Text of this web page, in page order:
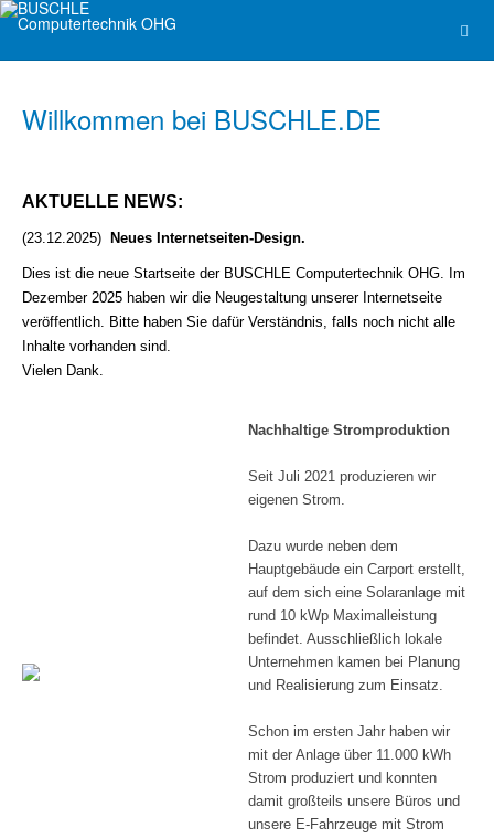
Willkommen bei BUSCHLE.DE
AKTUELLE NEWS:
(23.12.2025) Neues Internetseiten-Design.
Dies ist die neue Startseite der BUSCHLE Computertechnik OHG. Im
Dezember 2025 haben wir die Neugestaltung unserer Internetseite
veröffentlich. Bitte haben Sie dafür Verständnis, falls noch nicht alle
Inhalte vorhanden sind.
Vielen Dank.
Nachhaltige Stromproduktion
Seit Juli 2021 produzieren wir
eigenen Strom.
Dazu wurde neben dem
Hauptgebäude ein Carport erstellt,
auf dem sich eine Solaranlage mit
rund 10 kWp Maximalleistung
befindet. Ausschließlich lokale
Unternehmen kamen bei Planung
und Realisierung zum Einsatz.
Schon im ersten Jahr haben wir
mit der Anlage über 11.000 kWh
Strom produziert und konnten
damit großteils unsere Büros und
unsere E-Fahrzeuge mit Strom